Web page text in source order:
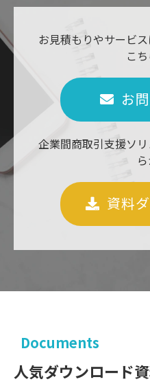
お見積もりやサービ
こ
お
企業間商取引支援ソ
資料
Documents
人気ダウンロード